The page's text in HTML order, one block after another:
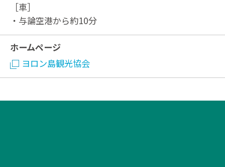
［車］
・与論空港から約10分
ホームページ
ヨロン島観光協会